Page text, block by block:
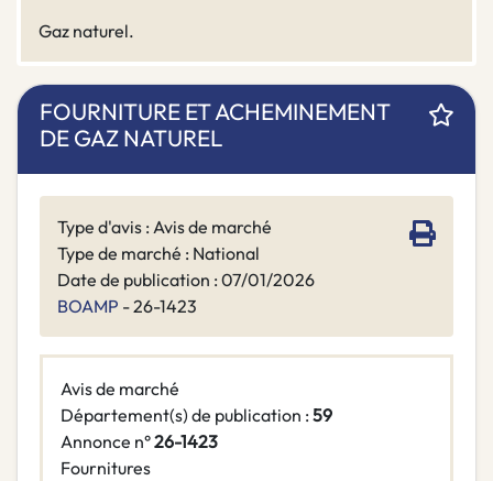
Gaz naturel.
FOURNITURE ET ACHEMINEMENT
DE GAZ NATUREL
Type d'avis : Avis de marché
Type de marché : National
Date de publication : 07/01/2026
BOAMP - 26-1423
Avis de marché
Département(s) de publication : 59
Annonce n°26-1423
Fournitures